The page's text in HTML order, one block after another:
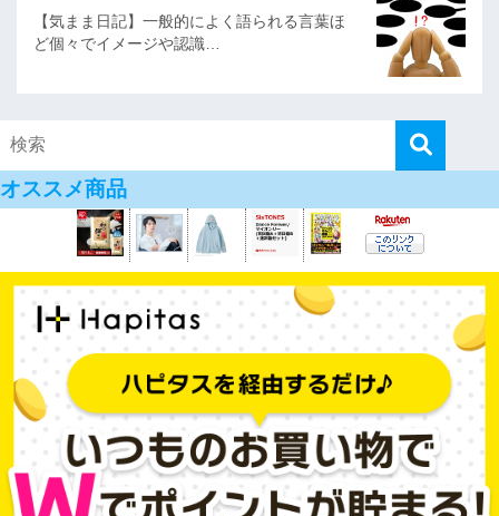
【気まま日記】一般的によく語られる言葉ほ
ど個々でイメージや認識…
オススメ商品